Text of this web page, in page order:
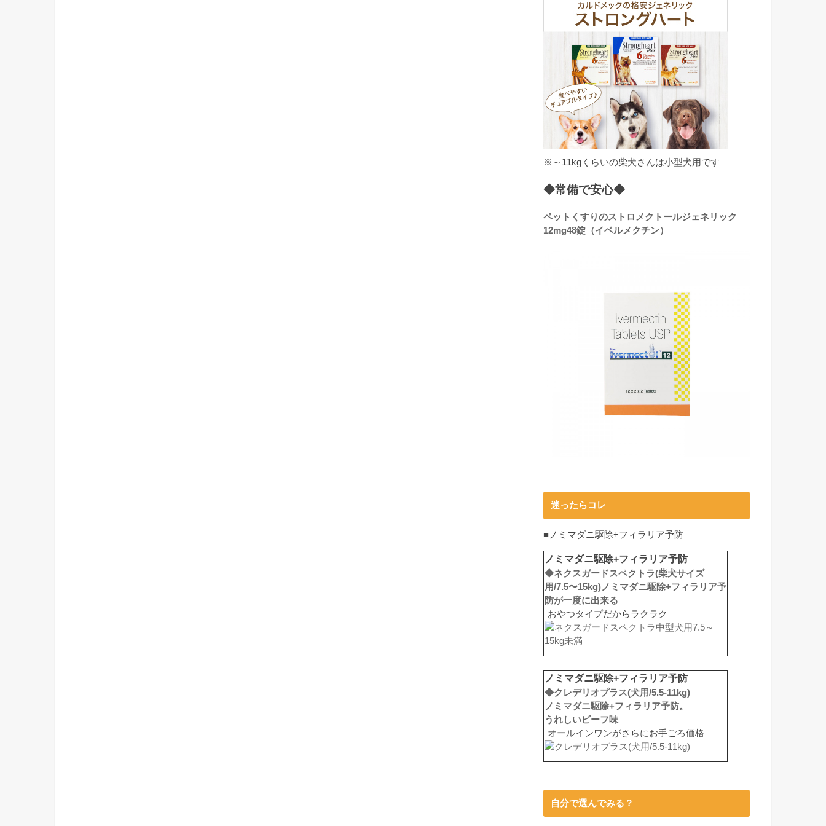
※～11kgくらいの柴犬さんは小型犬用です
◆常備で安心◆
ペットくすりのストロメクトールジェネリック
12mg48錠（イベルメクチン）
迷ったらコレ
■ノミマダニ駆除+フィラリア予防
ノミマダニ駆除+フィラリア予防
◆ネクスガードスペクトラ(柴犬サイズ
用/7.5〜15kg)ノミマダニ駆除+フィラリア予
防が一度に出来る
おやつタイプだからラクラク
ノミマダニ駆除+フィラリア予防
◆クレデリオプラス(犬用/5.5-11kg)
ノミマダニ駆除+フィラリア予防。
うれしいビーフ味
オールインワンがさらにお手ごろ価格
自分で選んでみる？